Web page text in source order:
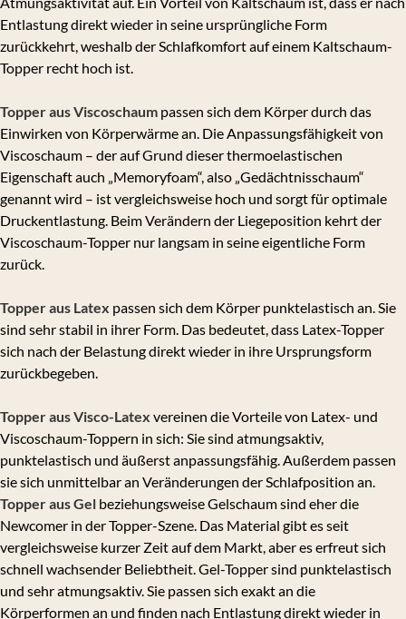
Entlastung direkt wieder in seine ursprüngliche Form
zurückkehrt, weshalb der Schlafkomfort auf einem Kaltschaum-
Topper recht hoch ist.
Topper aus Viscoschaum passen sich dem Körper durch das
Einwirken von Körperwärme an. Die Anpassungsfähigkeit von
Viscoschaum – der auf Grund dieser thermoelastischen
Eigenschaft auch „Memoryfoam“, also „Gedächtnisschaum“
genannt wird – ist vergleichsweise hoch und sorgt für optimale
Druckentlastung. Beim Verändern der Liegeposition kehrt der
Viscoschaum-Topper nur langsam in seine eigentliche Form
zurück.
Topper aus Latex passen sich dem Körper punktelastisch an. Sie
sind sehr stabil in ihrer Form. Das bedeutet, dass Latex-Topper
sich nach der Belastung direkt wieder in ihre Ursprungsform
zurückbegeben.
Topper aus Visco-Latex vereinen die Vorteile von Latex- und
Viscoschaum-Toppern in sich: Sie sind atmungsaktiv,
punktelastisch und äußerst anpassungsfähig. Außerdem passen
sie sich unmittelbar an Veränderungen der Schlafposition an.
Topper aus Gel beziehungsweise Gelschaum sind eher die
Newcomer in der Topper-Szene. Das Material gibt es seit
vergleichsweise kurzer Zeit auf dem Markt, aber es erfreut sich
schnell wachsender Beliebtheit. Gel-Topper sind punktelastisch
und sehr atmungsaktiv. Sie passen sich exakt an die
Körperformen an und finden nach Entlastung direkt wieder in